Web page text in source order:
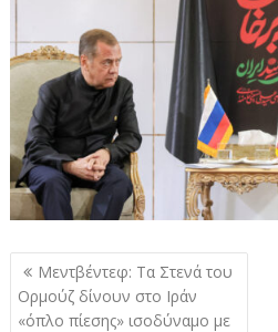
Πλοήγηση
άρθρων
Μεντβέντεφ: Τα Στενά του
Ορμούζ δίνουν στο Ιράν
«όπλο πίεσης» ισοδύναμο με